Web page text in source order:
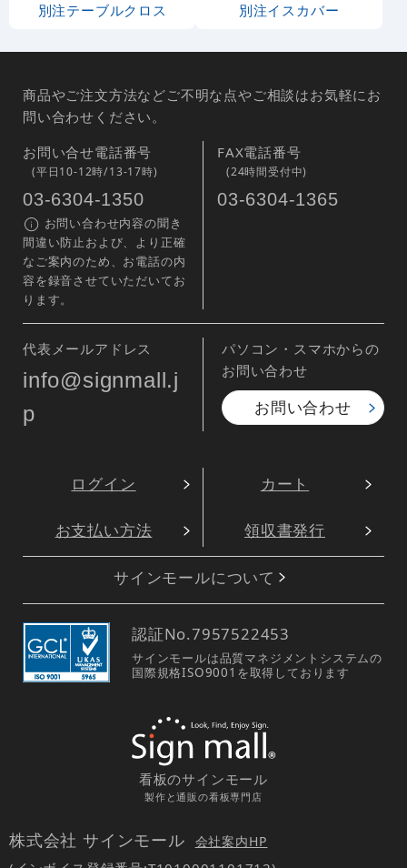
別注テーブルクロス 別注イスカバー
商品やご注文方法などご不明な点やご相談はお気軽にお
問い合わせください。
お問い合せ電話番号
(平日10-12時/13-17時)
03-6304-1350
お問い合わせ内容の聞き
間違い防止および、より正確
なご案内のため、お電話の内
容を録音させていただいてお
ります。
FAX電話番号
(24時間受付中)
03-6304-1365
代表メールアドレス
info@signmall.j
p
パソコン・スマホからの
お問い合わせ
お問い合わせ
ログイン カート
お支払い方法 領収書発行
サインモールについて
認証No.7957522453
サインモールは品質マネジメントシステムの
国際規格ISO9001を取得しております
看板のサインモール
製作と通販の看板専門店
株式会社 サインモール 会社案内HP